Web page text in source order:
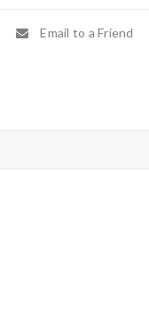
Email to a Friend